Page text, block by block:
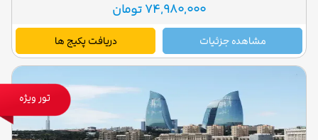
74,980,000 تومان
مشاهده جزئیات دریافت پکیج ها
تور ویژه